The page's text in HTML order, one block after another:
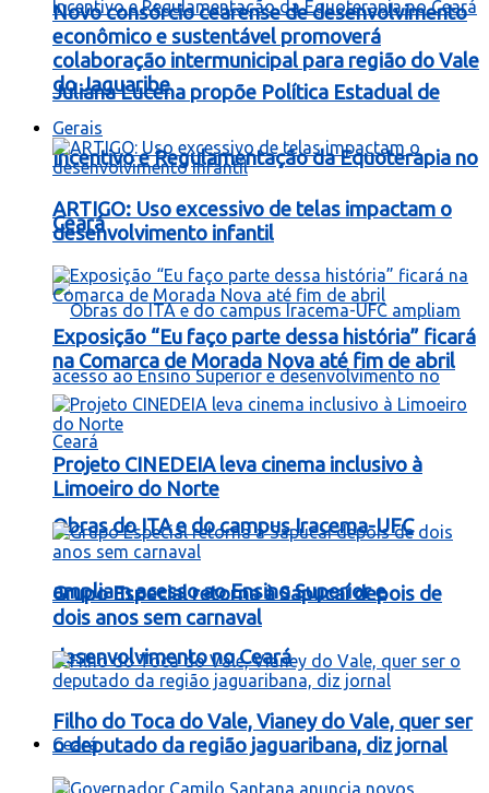
Juliana Lucena propõe Política Estadual de
Incentivo e Regulamentação da Equoterapia no
Ceará
Obras do ITA e do campus Iracema-UFC
ampliam acesso ao Ensino Superior e
desenvolvimento no Ceará
Ceará
Novo consórcio cearense de desenvolvimento
econômico e sustentável promoverá
colaboração intermunicipal para região do Vale
do Jaguaribe
Gerais
ARTIGO: Uso excessivo de telas impactam o
desenvolvimento infantil
Exposição “Eu faço parte dessa história” ficará
na Comarca de Morada Nova até fim de abril
Projeto CINEDEIA leva cinema inclusivo à
Limoeiro do Norte
Grupo Especial retorna à Sapucaí depois de
dois anos sem carnaval
Filho do Toca do Vale, Vianey do Vale, quer ser
o deputado da região jaguaribana, diz jornal